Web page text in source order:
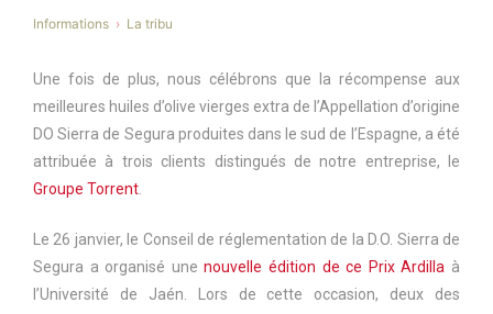
Informations La tribu
Une fois de plus, nous célébrons que la récompense aux
meilleures huiles d’olive vierges extra de l’Appellation d’origine
DO Sierra de Segura produites dans le sud de l’Espagne, a été
attribuée à trois clients distingués de notre entreprise, le
Groupe Torrent
Le 26 janvier, le Conseil de réglementation de la D.O. Sierra de
Segura a organisé unenouvelle édition de ce Prix Ardilla à
l’Université de Jaén. Lors de cette occasion, deux des